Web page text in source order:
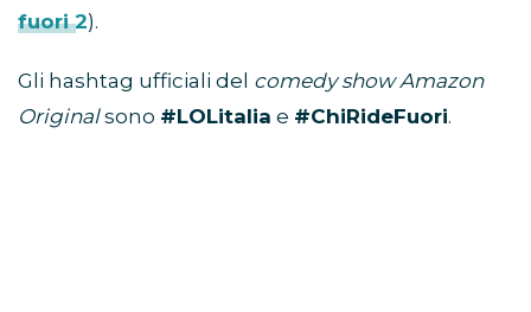
fuori 2).
Gli hashtag ufficiali del comedy show Amazon
Originalsono #LOLitalia​ e #ChiRideFuori.